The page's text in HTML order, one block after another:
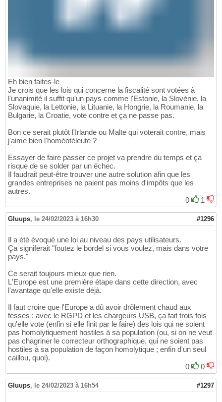
Eh bien faites-le
Je crois que les lois qui concerne la fiscalité sont votées à
l'unanimité il suffit qu'un pays comme l'Estonie, la Slovénie, la
Slovaquie, la Lettonie, la Lituanie, la Hongrie, la Roumanie, la
Bulgarie, la Croatie, vote contre et ça ne passe pas.
Bon ce serait plutôt l'Irlande ou Malte qui voterait contre, mais
j'aime bien l'homéotéleute ?
Essayer de faire passer ce projet va prendre du temps et ça
risque de se solder par un échec.
Il faudrait peut-être trouver une autre solution afin que les
grandes entreprises ne paient pas moins d'impôts que les
autres.
0
1
Gluups, le 24/02/2023 à 16h30 #1296
Il a été évoqué une loi au niveau des pays utilisateurs.
Ça signiferait "foutez le bordel si vous voulez, mais dans votre
pays."
Ce serait toujours mieux que rien.
L'Europe est une première étape dans cette direction, avec
l'avantage qu'elle existe déjà.
Il faut croire que l'Europe a dû avoir drôlement chaud aux
fesses : avec le RGPD et les chargeurs USB, ça fait trois fois
qu'elle vote (enfin si elle finit par le faire) des lois qui ne soient
pas homolytiquement hostiles à sa population (ou, si on ne veut
pas chagriner le correcteur orthographique, qui ne soient pas
hostiles à sa population de façon homolytique ; enfin d'un seul
caillou, quoi).
0
0
Gluups, le 24/02/2023 à 16h54 #1297